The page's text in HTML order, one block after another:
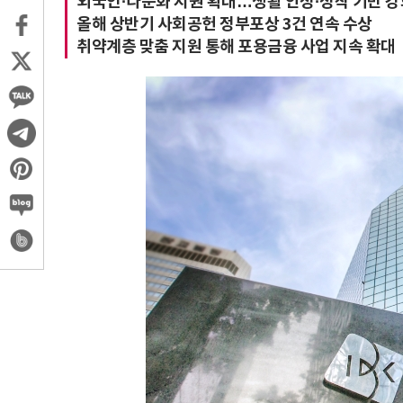
올해 상반기 사회공헌 정부포상 3건 연속 수상
취약계층 맞춤 지원 통해 포용금융 사업 지속 확대